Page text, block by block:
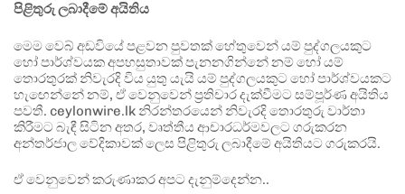
පිළිතුරු ලබාදීමේ අයිතිය
මෙම වෙබ් අඩවියේ පළවන පුවතක් හේතුවෙන් යම් පුද්ගලයකුට
හෝ පාර්ශ්වයක අපහසුතාවක් පැනනගින්නේ නම් හෝ යම්
තොරතුරක් නිවැරදි විය යුතු යැයි යම් පුද්ගලයකුට හෝ පාර්ශ්වයකට
හැඟෙන්නේ නම්, ඒ වෙනුවෙන් ප්‍රතිචාර දැක්වීමට සම්පූර්ණ අයිතිය
පවතී. ceylonwire.lk නිරන්තරයෙන් නිවැරදි තොරතුරු වාර්තා
කිරීමට බැඳී සිටින අතර, වෘත්තීය ආචාරධර්මවලට ගරුකරන
අන්තර්ජාල වේදිකාවක් ලෙස පිළිතුරු ලබාදීමේ අයිතියට ගරුකරයි.
ඒ වෙනුවෙන් කරුණාකර අපට දැනුම්දෙන්න..